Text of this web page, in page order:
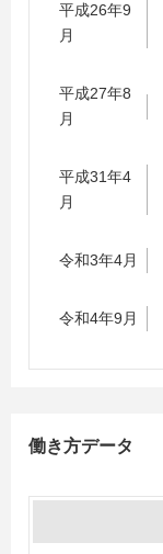
平成26年9
月
平成27年8
月
平成31年4
月
令和3年4月
令和4年9月
働き方データ